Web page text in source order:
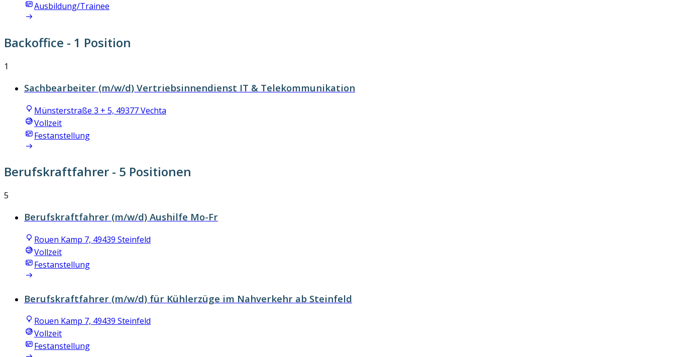
Ausbildung/Trainee
Backoffice - 1 Position
1
Sachbearbeiter (m/w/d) Vertriebsinnendienst IT & Telekommunikation
Münsterstraße 3 + 5, 49377 Vechta
Vollzeit
Festanstellung
Berufskraftfahrer - 5 Positionen
5
Berufskraftfahrer (m/w/d) Aushilfe Mo-Fr
Rouen Kamp 7, 49439 Steinfeld
Vollzeit
Festanstellung
Berufskraftfahrer (m/w/d) für Kühlerzüge im Nahverkehr ab Steinfeld
Rouen Kamp 7, 49439 Steinfeld
Vollzeit
Festanstellung